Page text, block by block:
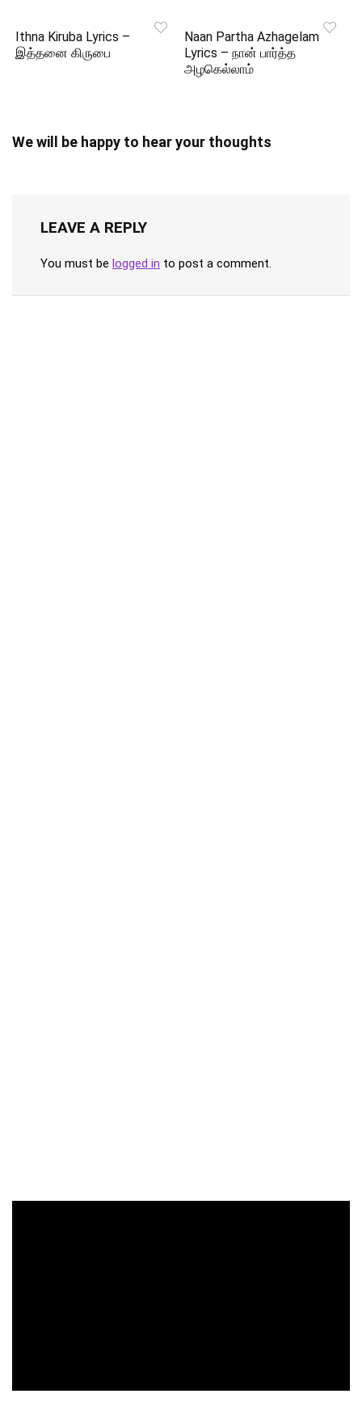
Ithna Kiruba Lyrics –
இத்தனை கிருபை
Naan Partha Azhagelam
Lyrics – நான் பார்த்த
அழகெல்லாம்
We will be happy to hear your thoughts
LEAVE A REPLY
You must be logged in to post a comment.